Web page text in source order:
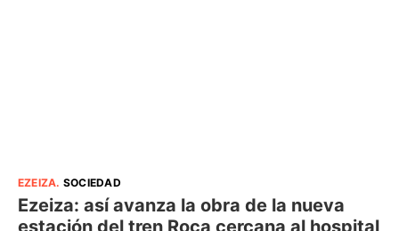
EZEIZA. SOCIEDAD
Ezeiza: así avanza la obra de la nueva